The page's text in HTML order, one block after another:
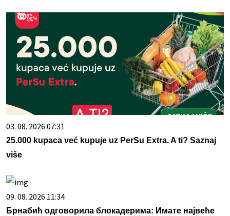
03. 08. 2026 07:31
25.000 kupaca već kupuje uz PerSu Extra. A ti? Saznaj
više
09. 08. 2026 11:34
Брнабић одговорила блокадерима: Имате највеће